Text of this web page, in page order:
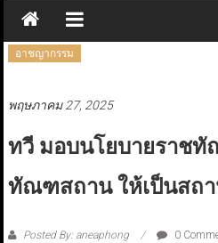
อาชญากรรม
พฤษภาคม 27, 2025
ทวี มอบนโยบายราชทั
ทัณฑสถาน ให้เป็นสถ
Posted By: aneaphong 0